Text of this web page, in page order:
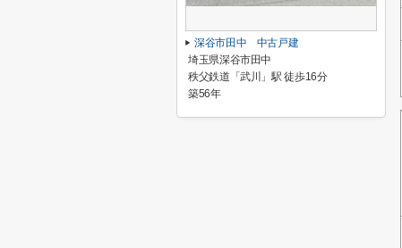
深谷市田中 中古戸建
埼玉県深谷市田中
秩父鉄道「武川」駅 徒歩16分
築56年